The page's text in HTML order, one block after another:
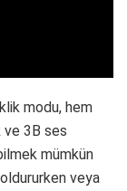
modu, hem
ve 3B ses
mümkün
veya